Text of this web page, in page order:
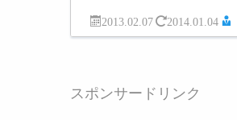
2013.02.07 2014.01.04
スポンサードリンク